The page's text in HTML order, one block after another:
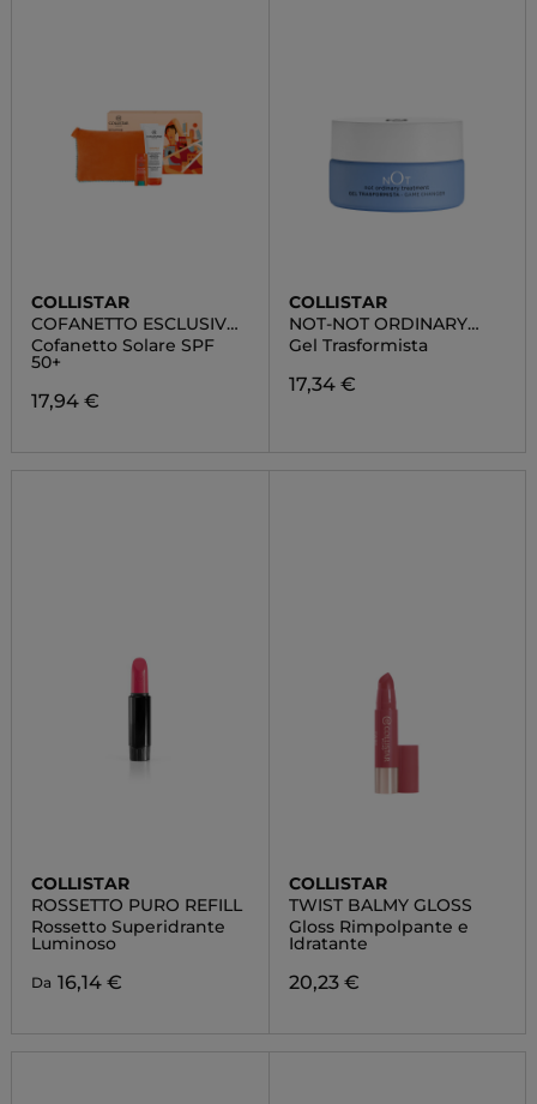
COLLISTAR
COFANETTO ESCLUSIVO
ROUTINE SOLARE
Cofanetto Solare SPF
50+
17,94 €
COLLISTAR
NOT-NOT ORDINARY
TREATMENT
Gel Trasformista
17,34 €
COLLISTAR
ROSSETTO PURO REFILL
Rossetto Superidrante
Luminoso
Da 16,14 €
COLLISTAR
TWIST BALMY GLOSS
Gloss Rimpolpante e
Idratante
20,23 €